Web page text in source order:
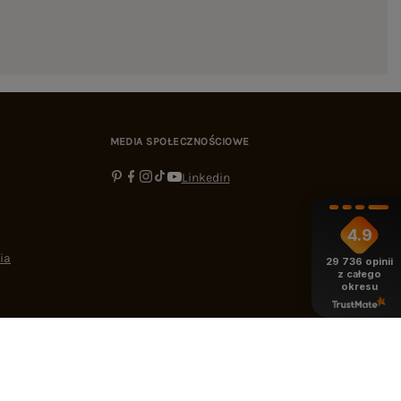
MEDIA SPOŁECZNOŚCIOWE
Linkedin
4.9
29 736 opinii
z całego
okresu